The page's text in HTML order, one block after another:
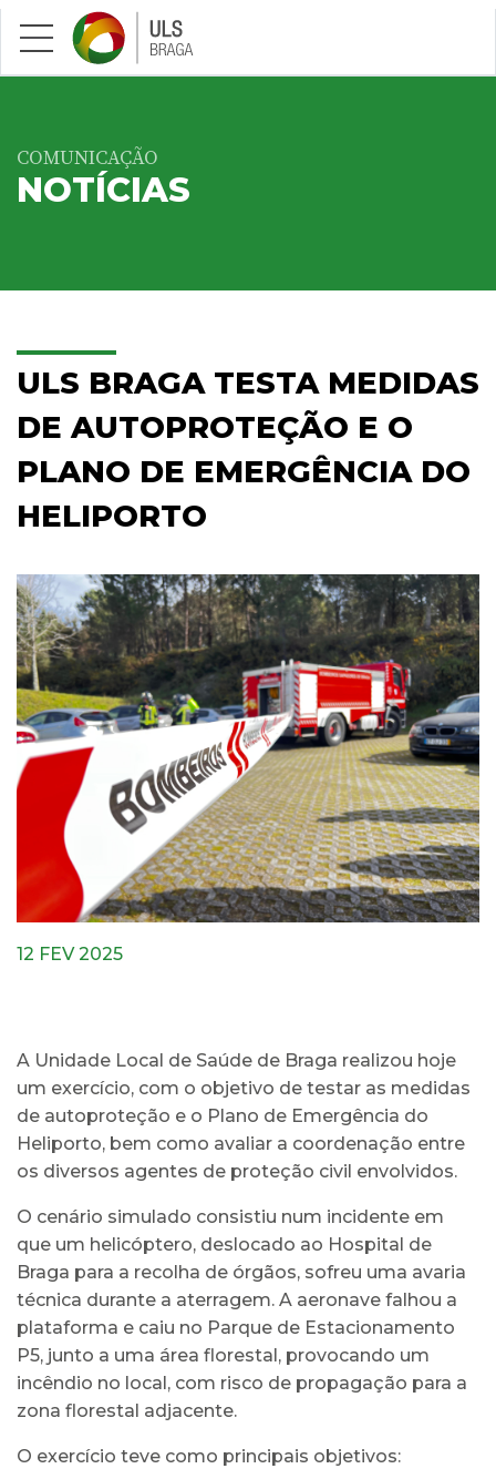
Saltar para conteúdo principal
COMUNICAÇÃO
NOTÍCIAS
ULS BRAGA TESTA MEDIDAS
DE AUTOPROTEÇÃO E O
PLANO DE EMERGÊNCIA DO
HELIPORTO
12 FEV 2025
A Unidade Local de Saúde de Braga realizou hoje
um exercício, com o objetivo de testar as medidas
de autoproteção e o Plano de Emergência do
Heliporto, bem como avaliar a coordenação entre
os diversos agentes de proteção civil envolvidos.
O cenário simulado consistiu num incidente em
que um helicóptero, deslocado ao Hospital de
Braga para a recolha de órgãos, sofreu uma avaria
técnica durante a aterragem. A aeronave falhou a
plataforma e caiu no Parque de Estacionamento
P5, junto a uma área florestal, provocando um
incêndio no local, com risco de propagação para a
zona florestal adjacente.
O exercício teve como principais objetivos: